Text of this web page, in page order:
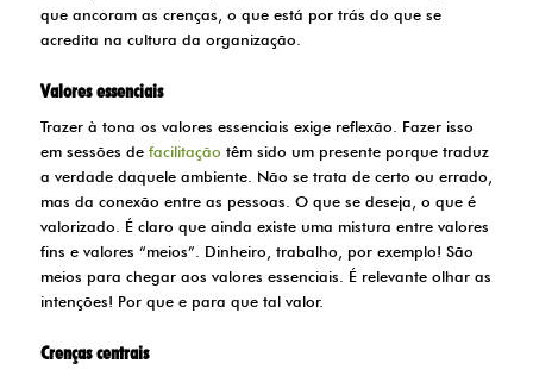
que ancoram as crenças, o que está por trás do que se
acredita na cultura da organização.
Valores essenciais
Trazer à tona os valores essenciais exige reflexão. Fazer isso
em sessões de facilitação têm sido um presente porque traduz
a verdade daquele ambiente. Não se trata de certo ou errado,
mas da conexão entre as pessoas. O que se deseja, o que é
valorizado. É claro que ainda existe uma mistura entre valores
fins e valores “meios”. Dinheiro, trabalho, por exemplo! São
meios para chegar aos valores essenciais. É relevante olhar as
intenções! Por que e para que tal valor.
Crenças centrais